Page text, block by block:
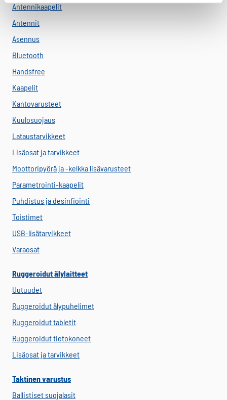
Antennikaapelit
Antennit
Asennus
Bluetooth
Handsfree
Kaapelit
Kantovarusteet
Kuulosuojaus
Lataustarvikkeet
Lisäosat ja tarvikkeet
Moottoripyörä ja -kelkka lisävarusteet
Parametrointi-kaapelit
Puhdistus ja desinfiointi
Toistimet
USB-lisätarvikkeet
Varaosat
Ruggeroidut älylaitteet
Uutuudet
Ruggeroidut älypuhelimet
Ruggeroidut tabletit
Ruggeroidut tietokoneet
Lisäosat ja tarvikkeet
Taktinen varustus
Ballistiset suojalasit